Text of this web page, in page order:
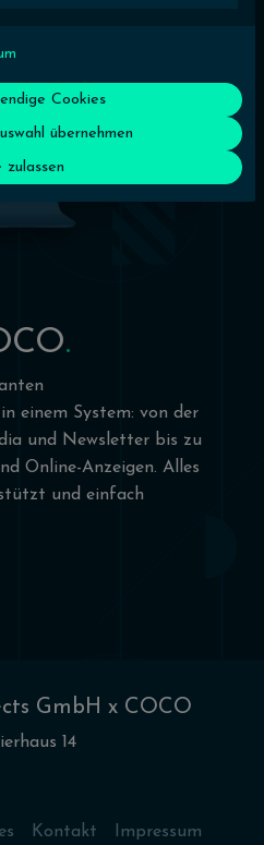
einem System: von der
und Newsletter bis zu
Online-Anzeigen. Alles
und einfach
GmbH x COCO
14
Kontakt Impressum
Cookies
übernehmen
zulassen